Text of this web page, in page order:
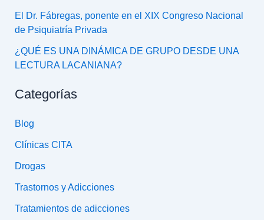
El Dr. Fábregas, ponente en el XIX Congreso Nacional
de Psiquiatría Privada
¿QUÉ ES UNA DINÁMICA DE GRUPO DESDE UNA
LECTURA LACANIANA?
Categorías
Blog
Clínicas CITA
Drogas
Trastornos y Adicciones
Tratamientos de adicciones